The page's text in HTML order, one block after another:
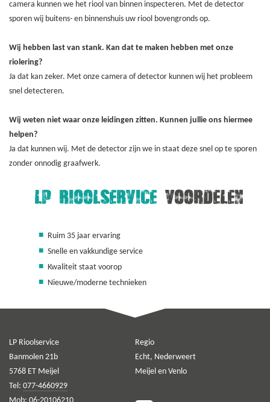
camera kunnen we het riool van binnen inspecteren. Met de detector
sporen wij buitens- en binnenshuis uw riool bovengronds op.
Wij hebben last van stank. Kan dat te maken hebben met onze
riolering?
Ja dat kan zeker. Met onze camera of detector kunnen wij het probleem
snel detecteren.
Wij weten niet waar onze leidingen zitten. Kunnen jullie ons hiermee
helpen?
Ja dat kunnen wij. Met de detector zijn we in staat deze snel op te sporen
zonder onnodig graafwerk.
LP RIOOLSERVICE VOORDELEN
Ruim 35 jaar ervaring
Snelle en vakkundige service
Kwaliteit staat voorop
Nieuwe/moderne technieken
LP Rioolservice
Banmolen 21b
5768 ET Meijel
Tel: 077-4660929
Regio
Echt, Nederweert
Meijel en Venlo